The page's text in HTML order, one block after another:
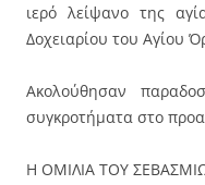
ιερό λείψανο της
Δοχειαρίου του Αγίου
Ακολούθησαν
συγκροτήματα στο
Η ΟΜΙΛΙΑ ΤΟΥ